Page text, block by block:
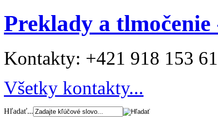
Preklady a
Kontakty: +421 918 153
Všetky kontakty...
Hľadať...